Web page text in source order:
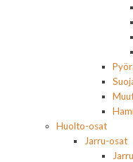
Huolto-osat
Jarru-osat